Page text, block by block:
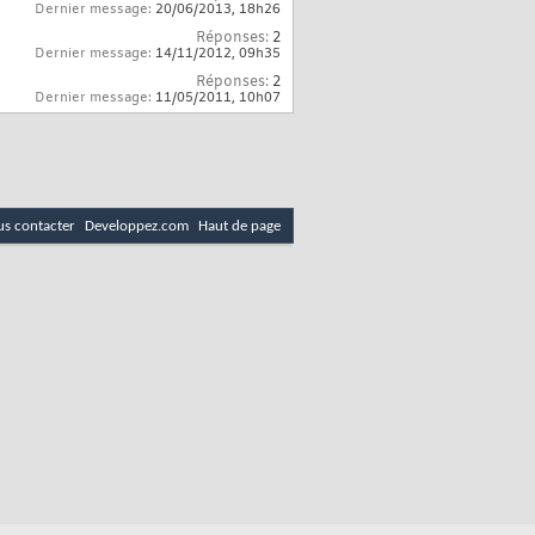
Dernier message: 20/06/2013, 18h26
Réponses: 2
Dernier message: 14/11/2012, 09h35
Réponses: 2
Dernier message: 11/05/2011, 10h07
contacter Developpez.com Haut de page